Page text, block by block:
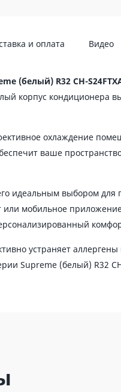
и оплата Видео
(белый) R32 CH-
корпус кондиционера
охлаждение
ваше
идеальным выбором
мобильное
устраняет
Supreme (белый) R32